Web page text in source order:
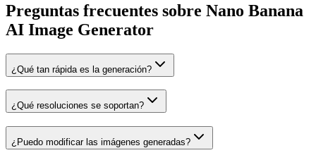
Preguntas frecuentes sobre Nano Banana
AI Image Generator
¿Qué tan rápida es la generación?
¿Qué resoluciones se soportan?
¿Puedo modificar las imágenes generadas?